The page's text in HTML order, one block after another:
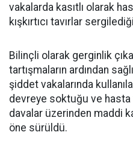
vakalarda kasıtlı olarak
kışkırtıcı tavırlar
Bilinçli olarak gerginlik
tartışmaların ardından
şiddet vakalarında
devreye soktuğu ve hasta
davalar üzerinden maddi
öne sürüldü.